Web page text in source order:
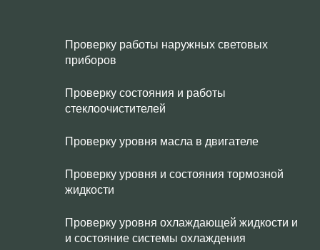
Проверку работы наружных световых
приборов
Проверку состояния и работы
стеклоочистителей
Проверку уровня масла в двигателе
Проверку уровня и состояния тормозной
жидкости
Проверку уровня охлаждающей жидкости и
и состояние системы охлаждения